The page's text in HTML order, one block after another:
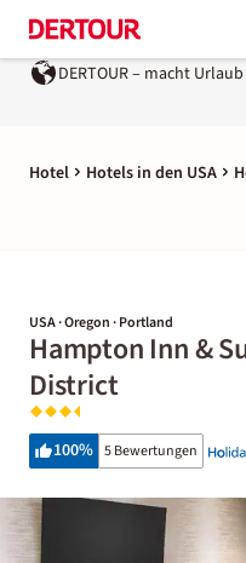
DERTOUR – macht Urlaub
Hotel Hotels in den USA
USA · Oregon · Portland
Hampton Inn &
District
100% 5 Bewertungen